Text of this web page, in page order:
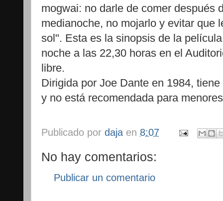
mogwai: no darle de comer después
medianoche, no mojarlo y evitar que
sol". Esta es la sinopsis de la
noche a las 22,30 horas en el
libre.
Dirigida por Joe Dante en 1984,
y no está recomendada para
Publicado por daja en 8:07
No hay comentarios:
Publicar un comentario